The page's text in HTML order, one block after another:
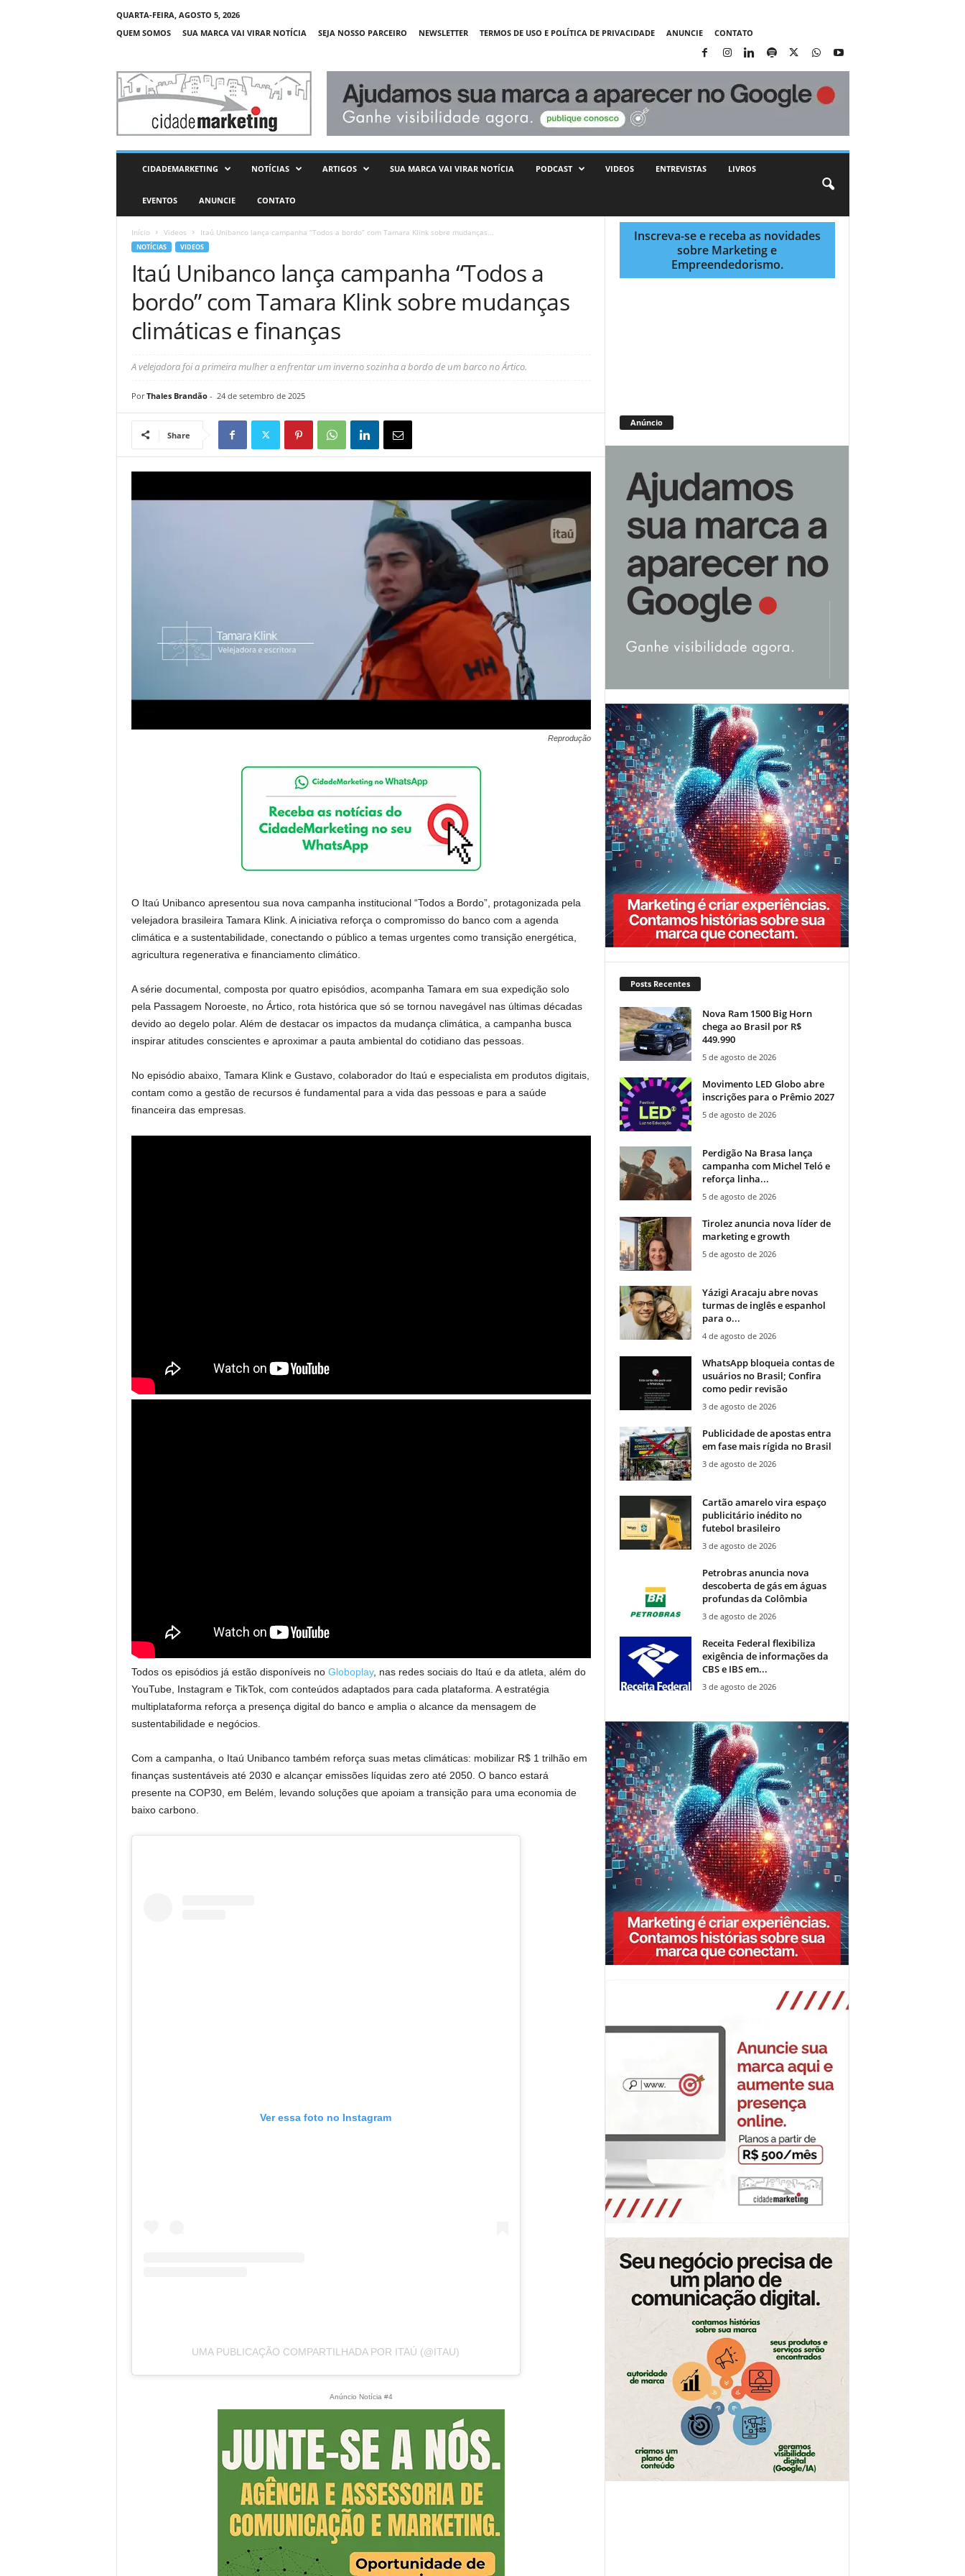
QUARTA-FEIRA, AGOSTO 5, 2026
QUEM SOMOS
SUA MARCA VAI VIRAR NOTÍCIA SEJA NOSSO PARCEIRO NEWSLETTER TERMOS DE USO E POLÍTICA DE PRIVACIDADE ANUNCIE CONTATO
C
d
CIDADEMARKETING NOTÍCIAS ARTIGOS SUA MARCA VAI VIRAR NOTÍCIA PODCAST VIDEOS ENTREVISTAS LIVROS
EVENTOS ANUNCIE CONTATO
Início Videos Itaú Unibanco lança campanha “Todos a bordo” com Tamara Klink sobre mudanças...
NOTÍCIAS VIDEOS
Itaú Unibanco lança campanha “Todos a
bordo” com Tamara Klink sobre mudanças
climáticas e finanças
A velejadora foi a primeira mulher a enfrentar um inverno sozinha a bordo de um barco no Ártico.
Por Thales Brandão- 24 de setembro de 2025
Share
Reprodução
O Itaú Unibanco apresentou sua nova campanha institucional “Todos a Bordo”, protagonizada pela
velejadora brasileira Tamara Klink. A iniciativa reforça o compromisso do banco com a agenda
climática e a sustentabilidade, conectando o público a temas urgentes como transição energética,
agricultura regenerativa e financiamento climático.
A série documental, composta por quatro episódios, acompanha Tamara em sua expedição solo
pela Passagem Noroeste, no Ártico, rota histórica que só se tornou navegável nas últimas décadas
devido ao degelo polar. Além de destacar os impactos da mudança climática, a campanha busca
inspirar atitudes conscientes e aproximar a pauta ambiental do cotidiano das pessoas.
No episódio abaixo, Tamara Klink e Gustavo, colaborador do Itaú e especialista em produtos digitais,
contam como a gestão de recursos é fundamental para a vida das pessoas e para a saúde
financeira das empresas.
Todos os episódios já estão disponíveis no Globoplay, nas redes sociais do Itaú e da atleta, além do
YouTube, Instagram e TikTok, com conteúdos adaptados para cada plataforma. A estratégia
multiplataforma reforça a presença digital do banco e amplia o alcance da mensagem de
sustentabilidade e negócios.
Com a campanha, o Itaú Unibanco também reforça suas metas climáticas: mobilizar R$ 1 trilhão em
finanças sustentáveis até 2030 e alcançar emissões líquidas zero até 2050. O banco estará
presente na COP30, em Belém, levando soluções que apoiam a transição para uma economia de
baixo carbono.
Ver essa foto no Instagram
UMA PUBLICAÇÃO COMPARTILHADA POR ITAÚ (@ITAU)
Anúncio Notícia #4
Inscreva-se e receba as novidades
sobre Marketing e
Empreendedorismo.
Anúncio
Posts Recentes
Nova Ram 1500 Big Horn
chega ao Brasil por R$
449.990
5 de agosto de 2026
Movimento LED Globo abre
inscrições para o Prêmio 2027
5 de agosto de 2026
Perdigão Na Brasa lança
campanha com Michel Teló e
reforça linha...
5 de agosto de 2026
Tirolez anuncia nova líder de
marketing e growth
5 de agosto de 2026
Yázigi Aracaju abre novas
turmas de inglês e espanhol
para o...
4 de agosto de 2026
WhatsApp bloqueia contas de
usuários no Brasil; Confira
como pedir revisão
3 de agosto de 2026
Publicidade de apostas entra
em fase mais rígida no Brasil
3 de agosto de 2026
Cartão amarelo vira espaço
publicitário inédito no
futebol brasileiro
3 de agosto de 2026
Petrobras anuncia nova
descoberta de gás em águas
profundas da Colômbia
3 de agosto de 2026
Receita Federal flexibiliza
exigência de informações da
CBS e IBS em...
3 de agosto de 2026